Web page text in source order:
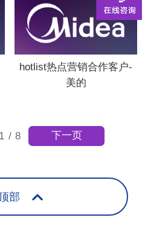
hotlist热点营销合作客户-
美的
1 / 8 下一页
部